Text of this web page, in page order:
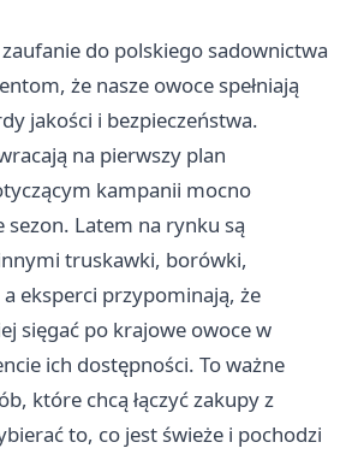
do polskiego sadownictwa
że nasze owoce spełniają
jakości i bezpieczeństwa.
na pierwszy plan
kampanii mocno
Latem na rynku są
truskawki, borówki,
eksperci przypominają, że
sięgać po krajowe owoce w
ich dostępności. To ważne
które chcą łączyć zakupy z
to, co jest świeże i pochodzi